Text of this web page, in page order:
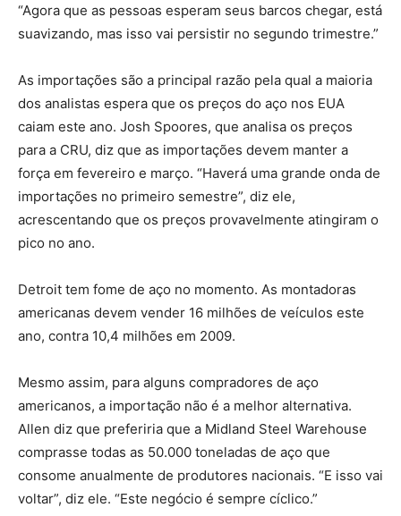
“Agora que as pessoas esperam seus barcos chegar, está
suavizando, mas isso vai persistir no segundo trimestre.”
As importações são a principal razão pela qual a maioria
dos analistas espera que os preços do aço nos EUA
caiam este ano. Josh Spoores, que analisa os preços
para a CRU, diz que as importações devem manter a
força em fevereiro e março. “Haverá uma grande onda de
importações no primeiro semestre”, diz ele,
acrescentando que os preços provavelmente atingiram o
pico no ano.
Detroit tem fome de aço no momento. As montadoras
americanas devem vender 16 milhões de veículos este
ano, contra 10,4 milhões em 2009.
Mesmo assim, para alguns compradores de aço
americanos, a importação não é a melhor alternativa.
Allen diz que preferiria que a Midland Steel Warehouse
comprasse todas as 50.000 toneladas de aço que
consome anualmente de produtores nacionais. “E isso vai
voltar”, diz ele. “Este negócio é sempre cíclico.”